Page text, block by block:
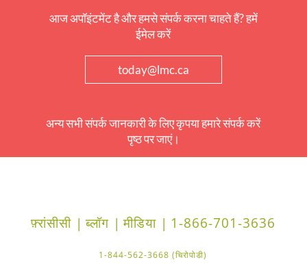
आज अपॉइंटमेंट है और हमसे संपर्क करना चाहते हैं? हमें
ईमेल करें
today@lmc.ca
अन्य सभी संपर्क जानकारी के लिए कृपया हमारे संपर्क करें
पृष्ठ पर जाएं।
फ़्रांसीसी | ब्लॉग | मीडिया | 1-866-701-3636
1-844-562-3668 (चिरोपोडी)